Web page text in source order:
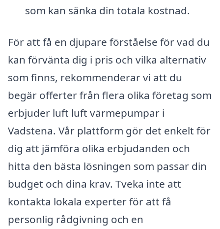
som kan sänka din totala kostnad.
För att få en djupare förståelse för vad du
kan förvänta dig i pris och vilka alternativ
som finns, rekommenderar vi att du
begär offerter från flera olika företag som
erbjuder luft luft värmepumpar i
Vadstena. Vår plattform gör det enkelt för
dig att jämföra olika erbjudanden och
hitta den bästa lösningen som passar din
budget och dina krav. Tveka inte att
kontakta lokala experter för att få
personlig rådgivning och en